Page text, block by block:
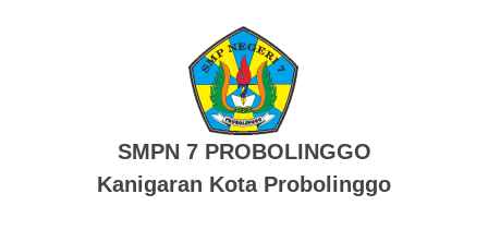
SMPN 7 PROBOLINGGO
Kanigaran Kota Probolinggo